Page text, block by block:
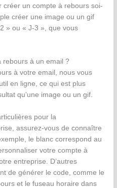
créer un compte à rebours soi-
créer une image ou un gif
» ou « J-3 », que vous
rebours à un email ?
à votre email, nous vous
en ligne, ce qui est plus
qu’une image ou un gif.
pour la
assurez-vous de connaître
le blanc correspond au
votre compte à
entreprise. D’autres
de générer le code, comme le
et le fuseau horaire dans